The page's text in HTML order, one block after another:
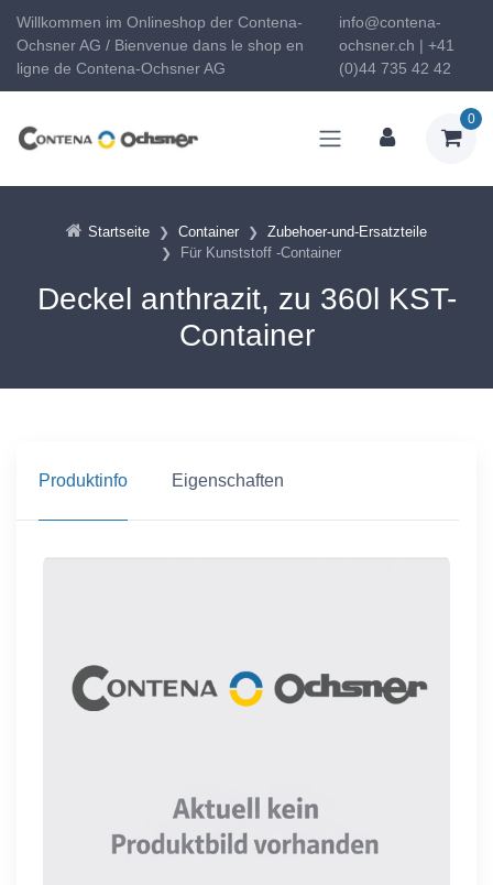
Willkommen im Onlineshop der Contena-
Ochsner AG / Bienvenue dans le shop en
ligne de Contena-Ochsner AG
info@contena-
ochsner.ch | +41
(0)44 735 42 42
0
Startseite Container
Zubehoer-und-Ersatzteile
Für Kunststoff -Container
Deckel anthrazit, zu 360l KST-
Container
Produktinfo Eigenschaften